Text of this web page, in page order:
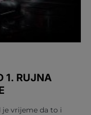
1. RUJNA
je vrijeme da to i